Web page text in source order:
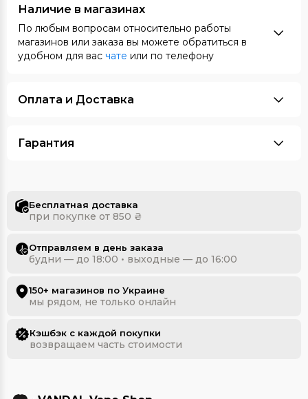
Наличие в магазинах
По любым вопросам относительно работы
магазинов или заказа вы можете обратиться в
удобном для вас чате или по телефону
Оплата и Доставка
Гарантия
Бесплатная доставка
при покупке от 850 ₴
Отправляем в день заказа
будни — до 18:00 • выходные — до 16:00
150+ магазинов по Украине
мы рядом, не только онлайн
Кэшбэк с каждой покупки
возвращаем часть стоимости